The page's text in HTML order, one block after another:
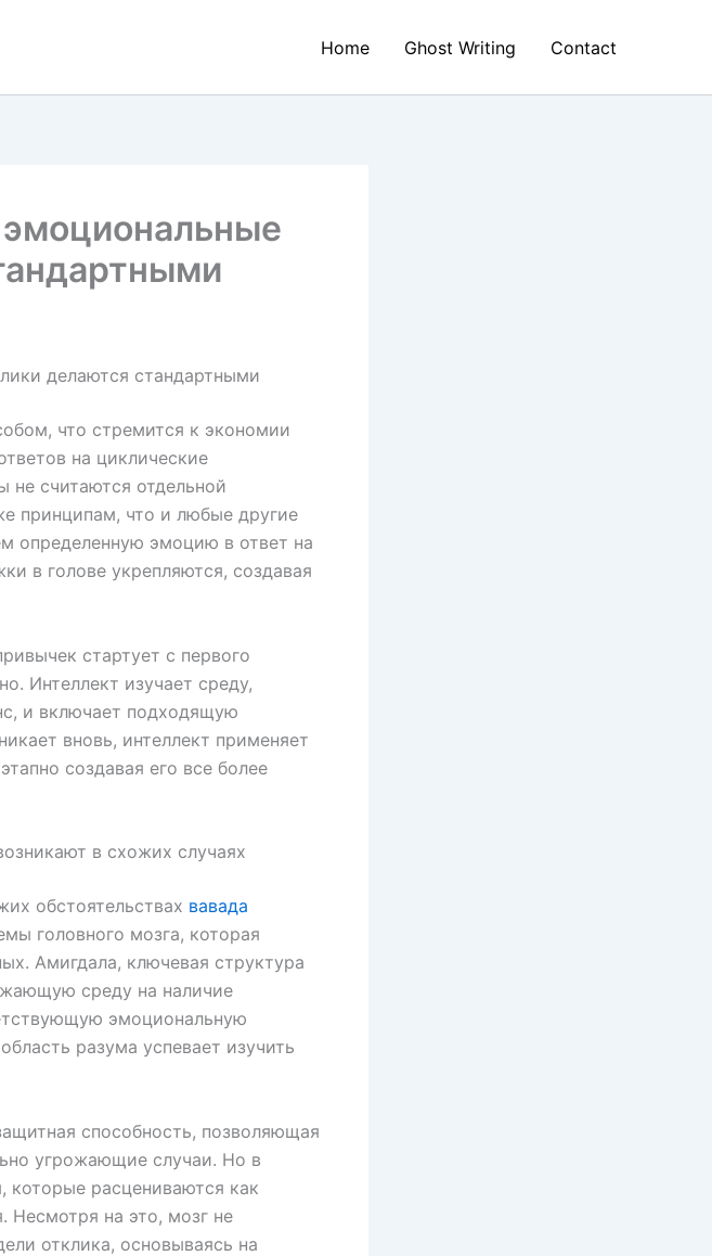
Home Ghost Writing Contact
делаются стандартными
что стремится к экономии
на циклические
не считаются отдельной
принципам, что и любые другие
определенную эмоцию в ответ на
в голове укрепляются, создавая
стартует с первого
Интеллект изучает среду,
и включает подходящую
вновь, интеллект применяет
создавая его все более
в схожих случаях
обстоятельствах вавада
головного мозга, которая
Амигдала, ключевая структура
среду на наличие
эмоциональную
разума успевает изучить
способность, позволяющая
угрожающие случаи. Но в
которые расцениваются как
Несмотря на это, мозг не
отклика, основываясь на